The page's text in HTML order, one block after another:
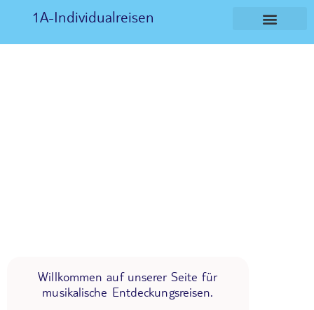
1A-Individualreisen
Willkommen auf unserer Seite für
musikalische Entdeckungsreisen.